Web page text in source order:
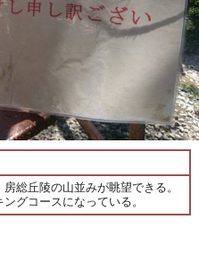
総丘陵の山並みが眺望できる。
グコースになっている。